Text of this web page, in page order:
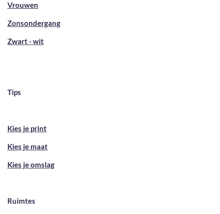
Vrouwen
Zonsondergang
Zwart - wit
Tips
Kies je print
Kies je maat
Kies je omslag
Ruimtes